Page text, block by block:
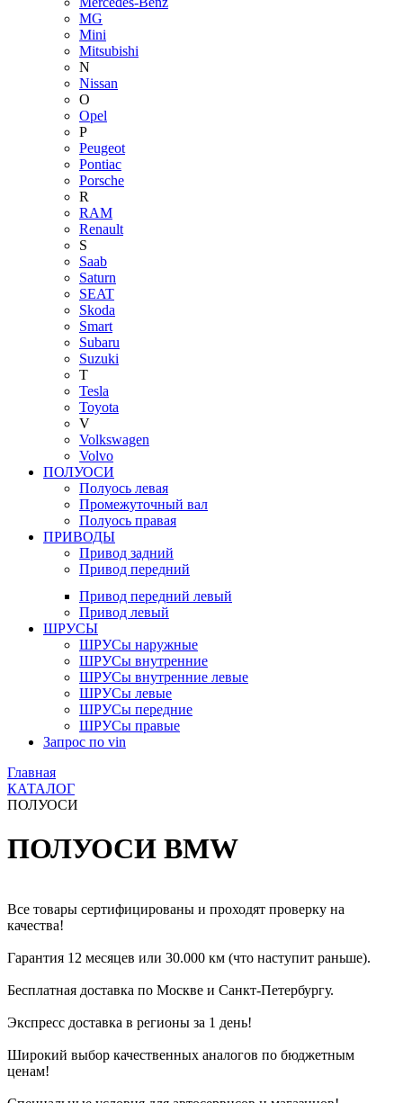
MG
Mini
Mitsubishi
N
Nissan
O
Opel
P
Peugeot
Pontiac
Porsche
R
RAM
Renault
S
Saab
Saturn
SEAT
Skoda
Smart
Subaru
Suzuki
T
Tesla
Toyota
V
Volkswagen
Volvo
ПОЛУОСИ
Полуось левая
Промежуточный вал
Полуось правая
ПРИВОДЫ
Привод задний
Привод передний
Привод передний левый
Привод левый
ШРУСЫ
ШРУСы наружные
ШРУСы внутренние
ШРУСы внутренние левые
ШРУСы левые
ШРУСы передние
ШРУСы правые
Запрос по vin
Главная
КАТАЛОГ
ПОЛУОСИ
ПОЛУОСИ BMW
Все товары сертифицированы и проходят проверку на
качества!
Гарантия 12 месяцев или 30.000 км (что наступит раньше).
Бесплатная доставка по Москве и Санкт-Петербургу.
Экспресс доставка в регионы за 1 день!
Широкий выбор качественных аналогов по бюджетным
ценам!